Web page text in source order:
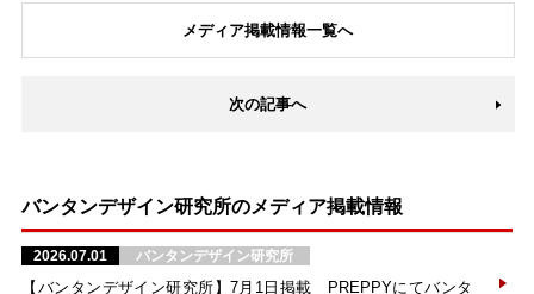
メディア掲載情報一覧へ
次の記事へ
バンタンデザイン研究所のメディア掲載情報
2026.07.01 バンタンデザイン研究所
【バンタンデザイン研究所】7月1日掲載 PREPPYにてバンタ